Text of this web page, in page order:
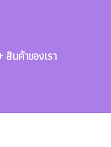
สินค้าของเรา